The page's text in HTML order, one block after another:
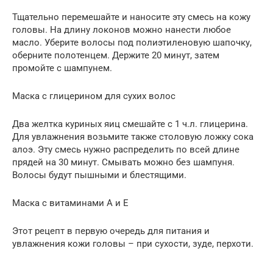
Тщательно перемешайте и наносите эту смесь на кожу
головы. На длину локонов можно нанести любое
масло. Уберите волосы под полиэтиленовую шапочку,
оберните полотенцем. Держите 20 минут, затем
промойте с шампунем.
Маска с глицерином для сухих волос
Два желтка куриных яиц смешайте с 1 ч.л. глицерина.
Для увлажнения возьмите также столовую ложку сока
алоэ. Эту смесь нужно распределить по всей длине
прядей на 30 минут. Смывать можно без шампуня.
Волосы будут пышными и блестящими.
Маска с витаминами А и Е
Этот рецепт в первую очередь для питания и
увлажнения кожи головы – при сухости, зуде, перхоти.